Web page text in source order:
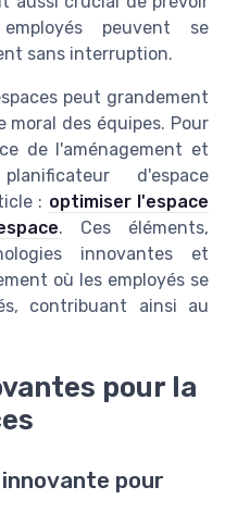
peuvent se
sans interruption.
peut grandement
des équipes. Pour
de l'aménagement et
d'espace
: optimiser l'espace
. Ces éléments,
innovantes et
où les employés se
contribuant ainsi au
pour la
pour